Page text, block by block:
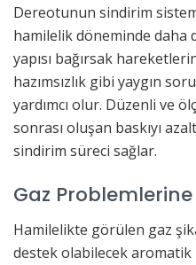
Dereotunun sindirim
hamilelik döneminde daha
yapısı bağırsak
hazımsızlık gibi yaygın
yardımcı olur. Düzenli ve
sonrası oluşan baskıyı
sindirim süreci sağlar.
Gaz Problemlerine
Hamilelikte görülen gaz
destek olabilecek